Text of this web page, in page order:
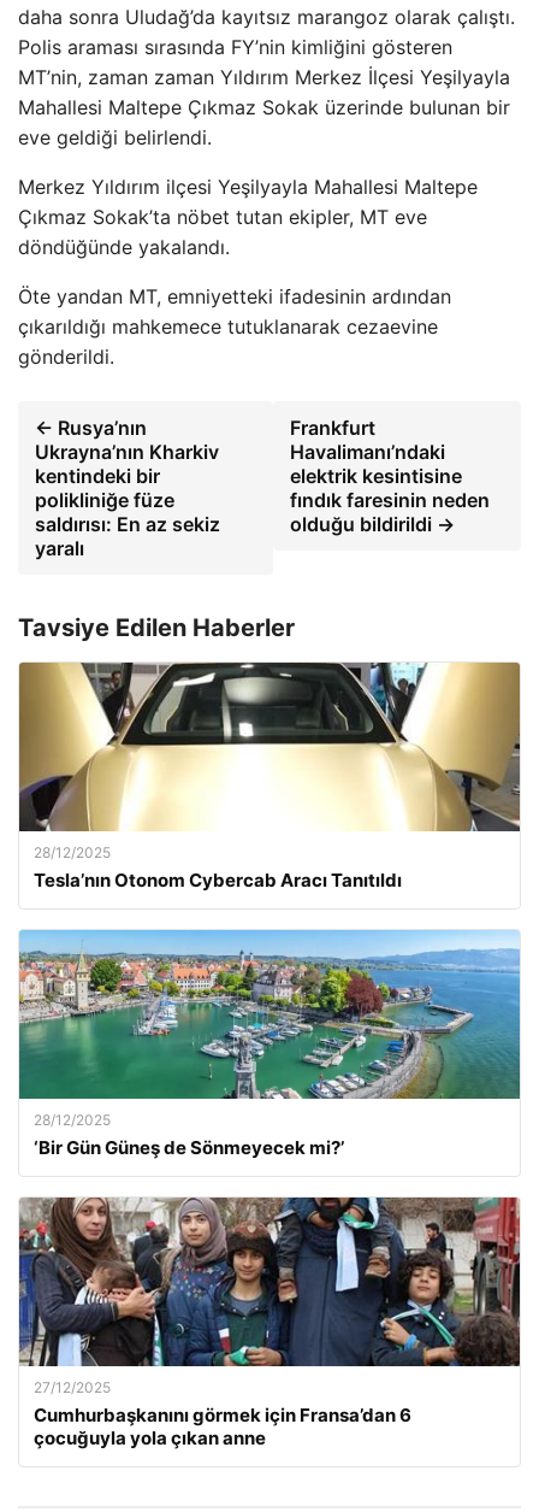
daha sonra Uludağ’da kayıtsız marangoz olarak çalıştı.
Polis araması sırasında FY’nin kimliğini gösteren
MT’nin, zaman zaman Yıldırım Merkez İlçesi Yeşilyayla
Mahallesi Maltepe Çıkmaz Sokak üzerinde bulunan bir
eve geldiği belirlendi.
Merkez Yıldırım ilçesi Yeşilyayla Mahallesi Maltepe
Çıkmaz Sokak’ta nöbet tutan ekipler, MT eve
döndüğünde yakalandı.
Öte yandan MT, emniyetteki ifadesinin ardından
çıkarıldığı mahkemece tutuklanarak cezaevine
gönderildi.
← Rusya’nın
Ukrayna’nın Kharkiv
kentindeki bir
polikliniğe füze
saldırısı: En az sekiz
yaralı
Frankfurt
Havalimanı’ndaki
elektrik kesintisine
fındık faresinin neden
olduğu bildirildi →
Tavsiye Edilen Haberler
28/12/2025
Tesla’nın Otonom Cybercab Aracı Tanıtıldı
28/12/2025
‘Bir Gün Güneş de Sönmeyecek mi?’
27/12/2025
Cumhurbaşkanını görmek için Fransa’dan 6
çocuğuyla yola çıkan anne